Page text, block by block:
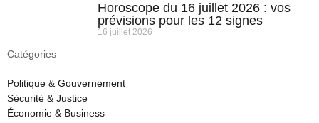
Horoscope du 16 juillet 2026 : vos
prévisions pour les 12 signes
16 juillet 2026
Catégories
Politique & Gouvernement
Sécurité & Justice
Économie & Business